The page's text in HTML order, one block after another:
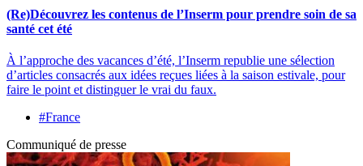
(Re)Découvrez les contenus de l’Inserm pour prendre soin de sa
santé cet été
À l’approche des vacances d’été, l’Inserm republie une sélection
d’articles consacrés aux idées reçues liées à la saison estivale, pour
faire le point et distinguer le vrai du faux.
#France
Communiqué de presse